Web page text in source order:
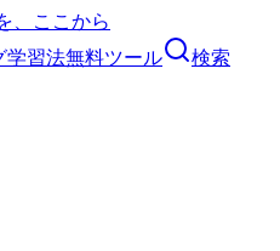
、ここから
学習法無料ツール 検索